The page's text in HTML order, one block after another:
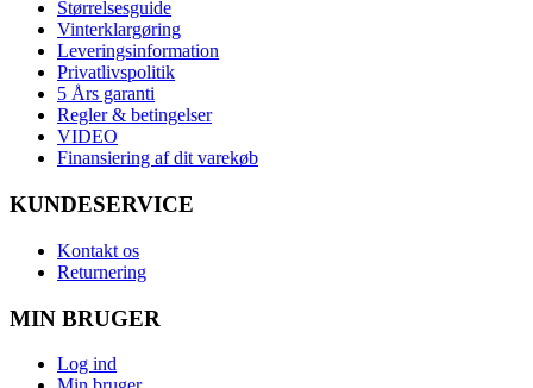
Størrelsesguide
Vinterklargøring
Leveringsinformation
Privatlivspolitik
5 Års garanti
Regler & betingelser
VIDEO
Finansiering af dit varekøb
KUNDESERVICE
Kontakt os
Returnering
MIN BRUGER
Log ind